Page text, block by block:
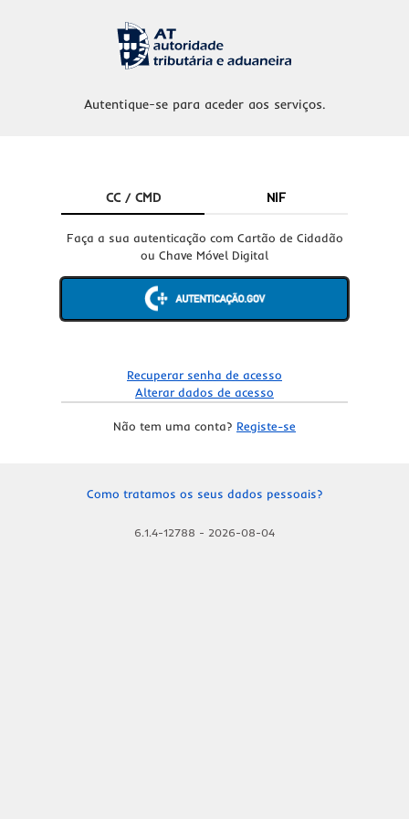
Autentique-se para aceder aos serviços.
CC / CMD NIF
Faça a sua autenticação com Cartão de Cidadão
ou Chave Móvel Digital
Recuperar senha de acesso
Alterar dados de acesso
Não tem uma conta? Registe-se
Como tratamos os seus dados pessoais?
6.1.4-12788 - 2026-08-04